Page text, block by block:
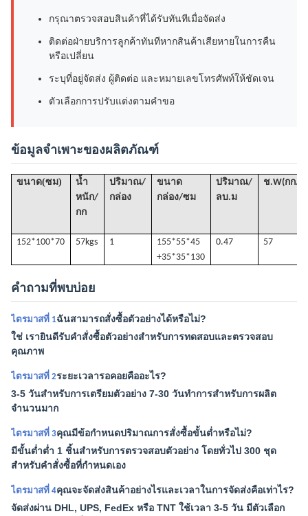
กรุณาตรวจสอบสินค้าที่ได้รับทันทีเมื่อจัดส่ง
ติดต่อฝ่ายบริการลูกค้าทันทีหากสินค้าเสียหายในการคืน
หรือเปลี่ยน
ระบุที่อยู่จัดส่ง ผู้ติดต่อ และหมายเลขโทรศัพท์ให้ชัดเจน
ตัวเลือกการปรับแต่งตามคำขอ
ข้อมูลจำเพาะของผลิตภัณฑ์
ขนาด(ซม)
น้ำ
หนัก/
กก
ปริมาณ/
กล่อง
ขนาด
กล่อง/ซม
ปริมาณ/
ลบ.ม
ช.W(กก.)
152*100*70 57kgs 1
155*55*45
+35*35*130
0.47 57
คำถามที่พบบ่อย
ไตรมาสที่ 1ฉันสามารถสั่งซื้อตัวอย่างได้หรือไม่?
ใช่ เรายินดีรับคำสั่งซื้อตัวอย่างสำหรับการทดสอบและตรวจสอบ
คุณภาพ
ไตรมาสที่ 2ระยะเวลารอคอยคืออะไร?
3-5 วันสำหรับการเตรียมตัวอย่าง 7-30 วันทำการสำหรับการผลิต
จำนวนมาก
ไตรมาสที่ 3คุณมีข้อกำหนดปริมาณการสั่งซื้อขั้นต่ำหรือไม่?
มีขั้นต่ำต่ำ 1 ชิ้นสำหรับการตรวจสอบตัวอย่าง โดยทั่วไป 300 ชุด
สำหรับคำสั่งซื้อที่กำหนดเอง
ไตรมาสที่ 4คุณจะจัดส่งสินค้าอย่างไรและเวลาในการจัดส่งคือเท่าไร?
จัดส่งผ่าน DHL, UPS, FedEx หรือ TNT ใช้เวลา 3-5 วัน มีตัวเลือก